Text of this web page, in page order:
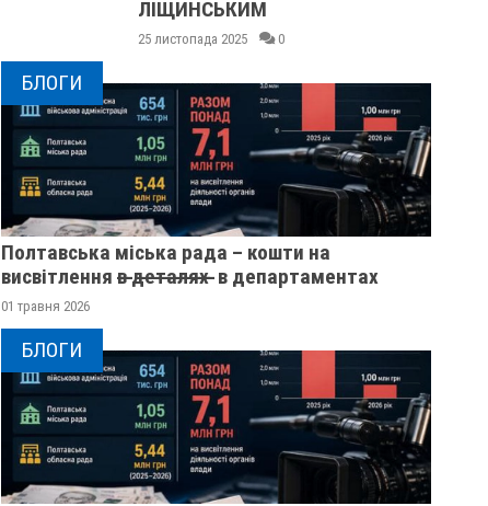
0
БЛОГИ
Полтавська міська рада – кошти на
висвітлення в̶ ̶д̶е̶т̶а̶л̶я̶х̶ ̶ в департаментах
01 травня 2026
БЛОГИ